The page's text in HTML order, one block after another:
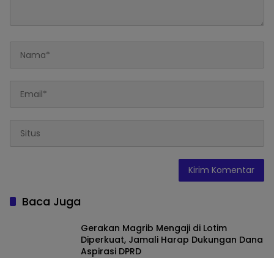
Baca Juga
Gerakan Magrib Mengaji di Lotim
Diperkuat, Jamali Harap Dukungan Dana
Aspirasi DPRD